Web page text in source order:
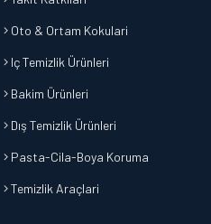
Oto & Ortam Kokulari
Iç Temizlik Ürünleri
Bakim Ürünleri
Dış Temizlik Ürünleri
Pasta-Cila-Boya Koruma
Temizlik Araçlari